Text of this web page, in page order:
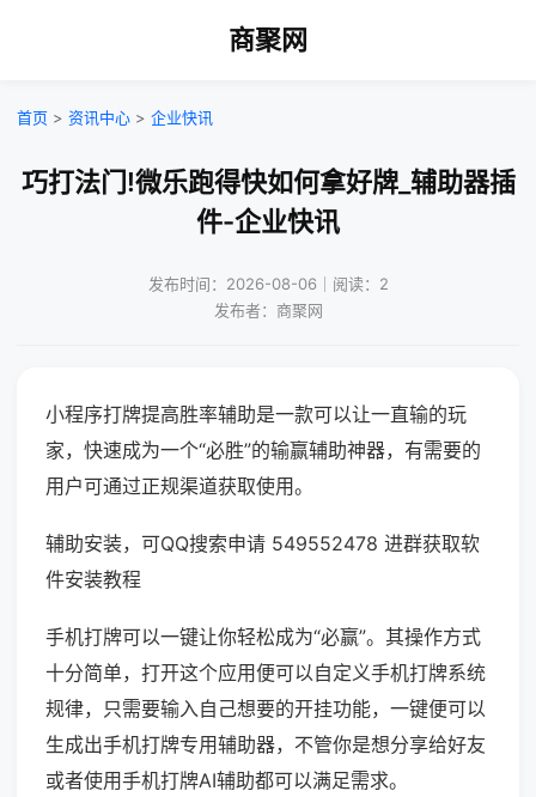
商聚网
首页 > 资讯中心 > 企业快讯
巧打法门!微乐跑得快如何拿好牌_辅助器插
件-企业快讯
发布时间：2026-08-06｜阅读：2
发布者：商聚网
小程序打牌提高胜率辅助是一款可以让一直输的玩
家，快速成为一个“必胜”的输赢辅助神器，有需要的
用户可通过正规渠道获取使用。
辅助安装，可QQ搜索申请 549552478 进群获取软
件安装教程
手机打牌可以一键让你轻松成为“必赢”。其操作方式
十分简单，打开这个应用便可以自定义手机打牌系统
规律，只需要输入自己想要的开挂功能，一键便可以
生成出手机打牌专用辅助器，不管你是想分享给好友
或者使用手机打牌AI辅助都可以满足需求。